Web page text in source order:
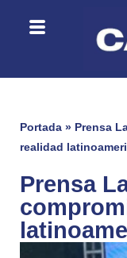
Portada » Prensa
realidad
Prensa